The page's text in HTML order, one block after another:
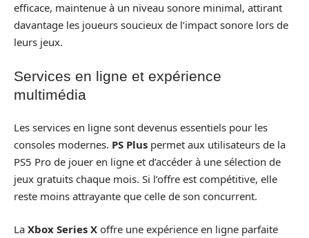
efficace, maintenue à un niveau sonore minimal, attirant
davantage les joueurs soucieux de l’impact sonore lors de
leurs jeux.
Services en ligne et expérience
multimédia
Les services en ligne sont devenus essentiels pour les
consoles modernes. PS Plus permet aux utilisateurs de la
PS5 Pro de jouer en ligne et d’accéder à une sélection de
jeux gratuits chaque mois. Si l’offre est compétitive, elle
reste moins attrayante que celle de son concurrent.
La Xbox Series X offre une expérience en ligne parfaite